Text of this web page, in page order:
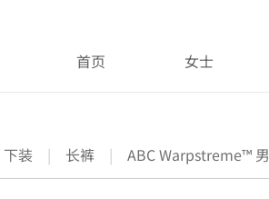
首页 女士
下装 | 长裤 | ABC Warpstreme™